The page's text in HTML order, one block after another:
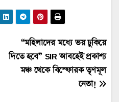
“মহিলাদের মধ্যে ভয় ঢুকিয়ে
দিতে হবে” SIR আবহেই প্রকাশ্য
মঞ্চ থেকে বিস্ফোরক তৃণমূল
নেতা!